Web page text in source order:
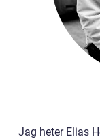
Jag heter Elias